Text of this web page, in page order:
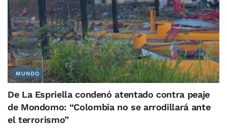
MUNDO
De La Espriella condenó atentado contra peaje
de Mondomo: “Colombia no se arrodillará ante
el terrorismo”